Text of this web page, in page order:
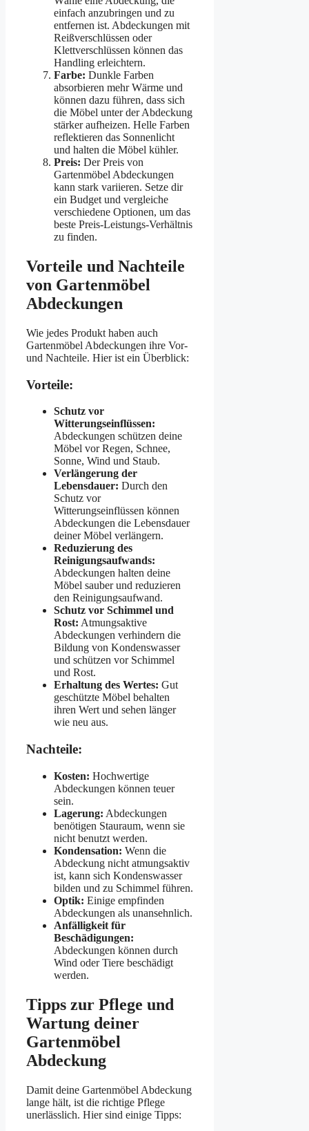
einfach anzubringen und zu
entfernen ist. Abdeckungen mit
Reißverschlüssen oder
Klettverschlüssen können das
Handling erleichtern.
Farbe: Dunkle Farben
absorbieren mehr Wärme und
können dazu führen, dass sich
die Möbel unter der Abdeckung
stärker aufheizen. Helle Farben
reflektieren das Sonnenlicht
und halten die Möbel kühler.
Preis: Der Preis von
Gartenmöbel Abdeckungen
kann stark variieren. Setze dir
ein Budget und vergleiche
verschiedene Optionen, um das
beste Preis-Leistungs-Verhältnis
zu finden.
Vorteile und Nachteile
von Gartenmöbel
Abdeckungen
Wie jedes Produkt haben auch
Gartenmöbel Abdeckungen ihre Vor-
und Nachteile. Hier ist ein Überblick:
Vorteile:
Schutz vor
Witterungseinflüssen:
Abdeckungen schützen deine
Möbel vor Regen, Schnee,
Sonne, Wind und Staub.
Verlängerung der
Lebensdauer: Durch den
Schutz vor
Witterungseinflüssen können
Abdeckungen die Lebensdauer
deiner Möbel verlängern.
Reduzierung des
Reinigungsaufwands:
Abdeckungen halten deine
Möbel sauber und reduzieren
den Reinigungsaufwand.
Schutz vor Schimmel und
Rost: Atmungsaktive
Abdeckungen verhindern die
Bildung von Kondenswasser
und schützen vor Schimmel
und Rost.
Erhaltung des Wertes: Gut
geschützte Möbel behalten
ihren Wert und sehen länger
wie neu aus.
Nachteile:
Kosten: Hochwertige
Abdeckungen können teuer
sein.
Lagerung: Abdeckungen
benötigen Stauraum, wenn sie
nicht benutzt werden.
Kondensation: Wenn die
Abdeckung nicht atmungsaktiv
ist, kann sich Kondenswasser
bilden und zu Schimmel führen.
Optik: Einige empfinden
Abdeckungen als unansehnlich.
Anfälligkeit für
Beschädigungen:
Abdeckungen können durch
Wind oder Tiere beschädigt
werden.
Tipps zur Pflege und
Wartung deiner
Gartenmöbel
Abdeckung
Damit deine Gartenmöbel Abdeckung
lange hält, ist die richtige Pflege
unerlässlich. Hier sind einige Tipps: